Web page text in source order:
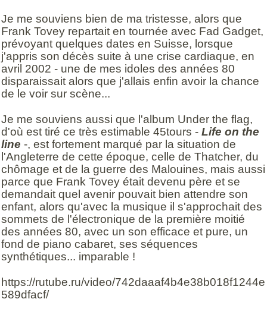
Je me souviens bien de ma tristesse, alors que
Frank Tovey repartait en tournée avec Fad Gadget,
prévoyant quelques dates en Suisse, lorsque
j'appris son décès suite à une crise cardiaque, en
avril 2002 - une de mes idoles des années 80
disparaissait alors que j'allais enfin avoir la chance
de le voir sur scène...
Je me souviens aussi que l'album Under the flag,
d'où est tiré ce très estimable 45tours - Life on the
line -, est fortement marqué par la situation de
l'Angleterre de cette époque, celle de Thatcher, du
chômage et de la guerre des Malouines, mais aussi
parce que Frank Tovey était devenu père et se
demandait quel avenir pouvait bien attendre son
enfant, alors qu'avec la musique il s'approchait des
sommets de l'électronique de la première moitié
des années 80, avec un son efficace et pure, un
fond de piano cabaret, ses séquences
synthétiques... imparable !
https://rutube.ru/video/742daaaf4b4e38b018f1244e
589dfacf/